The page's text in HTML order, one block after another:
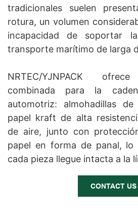
tradicionales suelen
rotura, un volumen
incapacidad de soportar
transporte marítimo de larga
NRTEC/YJNPACK
combinada para la
automotriz: almohadillas
papel kraft de alta
de aire, junto con
papel en forma de panal, lo
cada pieza llegue intacta a la
CONTACT US